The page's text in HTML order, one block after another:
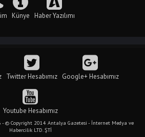
Künye Haber Yazılımı
Twitter Hesabımız Google+ Hesabımız
Youtube Hesabımız
- © Copyright 2014 Antalya Gazetesi - İnternet Medya ve
Habercilik LTD. ŞTİ